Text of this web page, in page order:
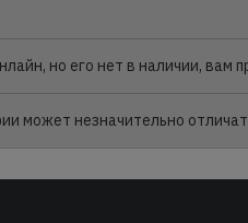
но его нет в наличии, вам
может незначительно